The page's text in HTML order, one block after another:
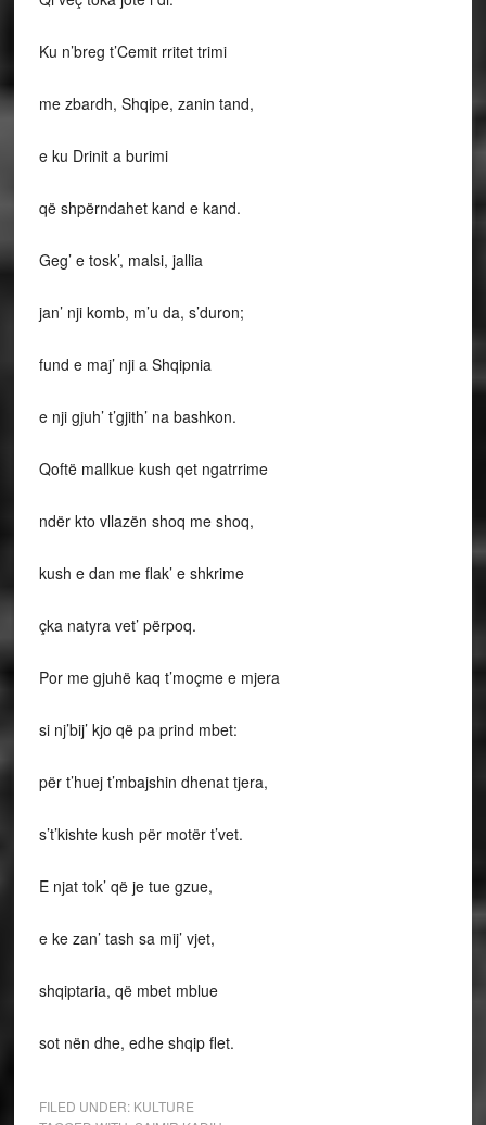
Ku n’breg t’Cemit rritet trimi
me zbardh, Shqipe, zanin tand,
e ku Drinit a burimi
që shpërndahet kand e kand.
Geg’ e tosk’, malsi, jallia
jan’ nji komb, m’u da, s’duron;
fund e maj’ nji a Shqipnia
e nji gjuh’ t’gjith’ na bashkon.
Qoftë mallkue kush qet ngatrrime
ndër kto vllazën shoq me shoq,
kush e dan me flak’ e shkrime
çka natyra vet’ përpoq.
Por me gjuhë kaq t’moçme e mjera
si nj’bij’ kjo që pa prind mbet:
për t’huej t’mbajshin dhenat tjera,
s’t’kishte kush për motër t’vet.
E njat tok’ që je tue gzue,
e ke zan’ tash sa mij’ vjet,
shqiptaria, që mbet mblue
sot nën dhe, edhe shqip flet.
FILED UNDER: KULTURE